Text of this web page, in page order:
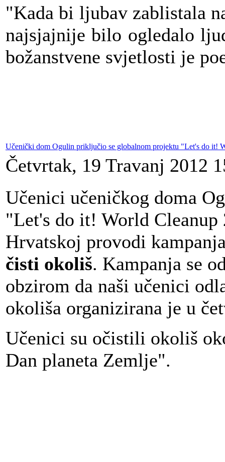
"Kada bi ljubav zablistala
najsjajnije bilo ogledalo
božanstvene svjetlosti je
Učenički dom Ogulin priključio se globalnom projektu "Let's do it!
Četvrtak, 19 Travanj 2012
Učenici učeničkog doma
"Let's do it! World Cleanup
Hrvatskoj provodi
čisti okoliš. Kampanja se
obzirom da naši učenici
okoliša organizirana je u
Učenici su očistili okoliš
Dan planeta Zemlje".